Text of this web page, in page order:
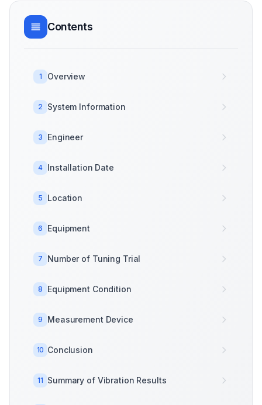
Contents
1 Overview
2 System Information
3 Engineer
4 Installation Date
5 Location
6 Equipment
7 Number of Tuning Trial
8 Equipment Condition
9 Measurement Device
10 Conclusion
11 Summary of Vibration Results